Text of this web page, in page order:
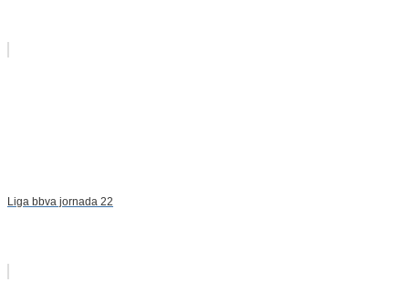
Liga bbva jornada 22